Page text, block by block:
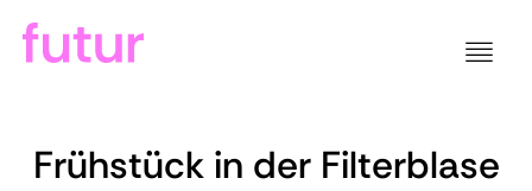
Frühstück in der Filterblase